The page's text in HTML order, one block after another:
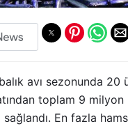
avı sezonunda 20
toplam 9
En fazla